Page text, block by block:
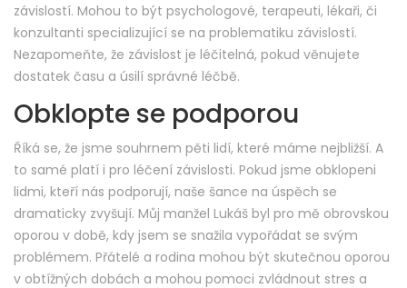
závislostí. Mohou to být psychologové, terapeuti, lékaři, či
konzultanti specializující se na problematiku závislostí.
Nezapomeňte, že závislost je léčitelná, pokud věnujete
dostatek času a úsilí správné léčbě.
Obklopte se podporou
Říká se, že jsme souhrnem pěti lidí, které máme nejbližší. A
to samé platí i pro léčení závislosti. Pokud jsme obklopeni
lidmi, kteří nás podporují, naše šance na úspěch se
dramaticky zvyšují. Můj manžel Lukáš byl pro mě obrovskou
oporou v době, kdy jsem se snažila vypořádat se svým
problémem. Přátelé a rodina mohou být skutečnou oporou
v obtížných dobách a mohou pomoci zvládnout stres a